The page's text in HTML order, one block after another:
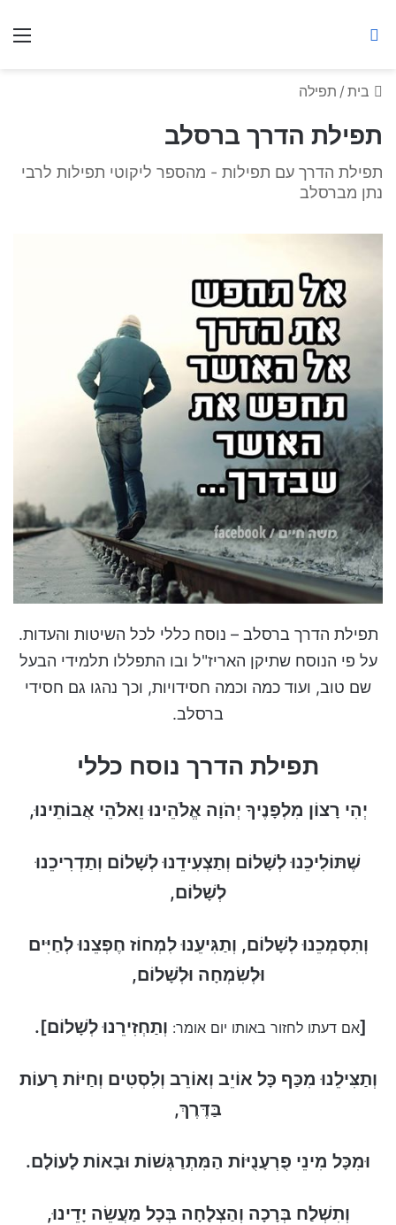
בית / תפילה
תפילת הדרך ברסלב
תפילת הדרך עם תפילות - מהספר ליקוטי תפילות לרבי
נתן מברסלב
תפילת הדרך ברסלב – נוסח כללי לכל השיטות והעדות.
על פי הנוסח שתיקן האריז"ל ובו התפללו תלמידי הבעל
שם טוב, ועוד כמה וכמה חסידויות, וכך נהגו גם חסידי
ברסלב.
תפילת הדרך נוסח כללי
יְהִי רָצוֹן מִלְפָנֶיךָ יְהֹוָה אֱלֹהֵינוּ וֵאלֹהֵי אֲבוֹתֵינוּ,
שֶׁתּוֹלִיכֵנוּ לְשָׁלוֹם וְתַצְעִידֵנוּ לְשָׁלוֹם וְתַדְרִיכֵנוּ
לְשָׁלוֹם,
וְתִסְמְכֵנוּ לְשָׁלוֹם, וְתַגִּיעֵנוּ לִמְחוֹז חֶפְצֵנוּ לְחַיִּים
וּלְשִׂמְחָה וּלְשָׁלוֹם,
[אם דעתו לחזור באותו יום אומר: וְתַחְזִירֵנוּ לְשָׁלוֹם].
וְתַצִּילֵנוּ מִכַּף כָּל אוֹיֵב וְאוֹרֵב וְלִסְטִים וְחַיּוֹת רָעוֹת
בַּדֶּרֶךְ,
וּמִכָּל מִינֵי פֻרְעָנֻיּוֹת הַמִּתְרַגְּשׁוֹת וּבָאוֹת לָעוֹלָם.
וְתִשְׁלַח בְּרָכָה וְהַצְלָחָה בְּכָל מַעֲשֵׂה יָדֵינוּ,